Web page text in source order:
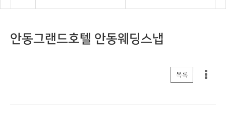
안동그랜드호텔 안동웨딩스냅
목록